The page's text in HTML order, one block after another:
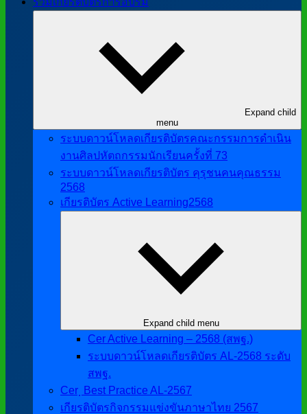
Expand child
menu
ระบบดาวน์โหลดเกียรติบัตรคณะกรรมการดำเนิน
งานศิลปหัตถกรรมนักเรียนครั้งที่ 73
ระบบดาวน์โหลดเกียรติบัตร คุรุชนคนคุณธรรม
2568
เกียรติบัตร Active Learning2568
Expand child menu
Cer Active Learning – 2568 (สพฐ.)
ระบบดาวน์โหลดเกียรติบัตร AL-2568 ระดับ
สพฐ.
Cer ฺ Best Practice AL-2567
เกียรติบัตรกิจกรรมแข่งขันภาษาไทย 2567